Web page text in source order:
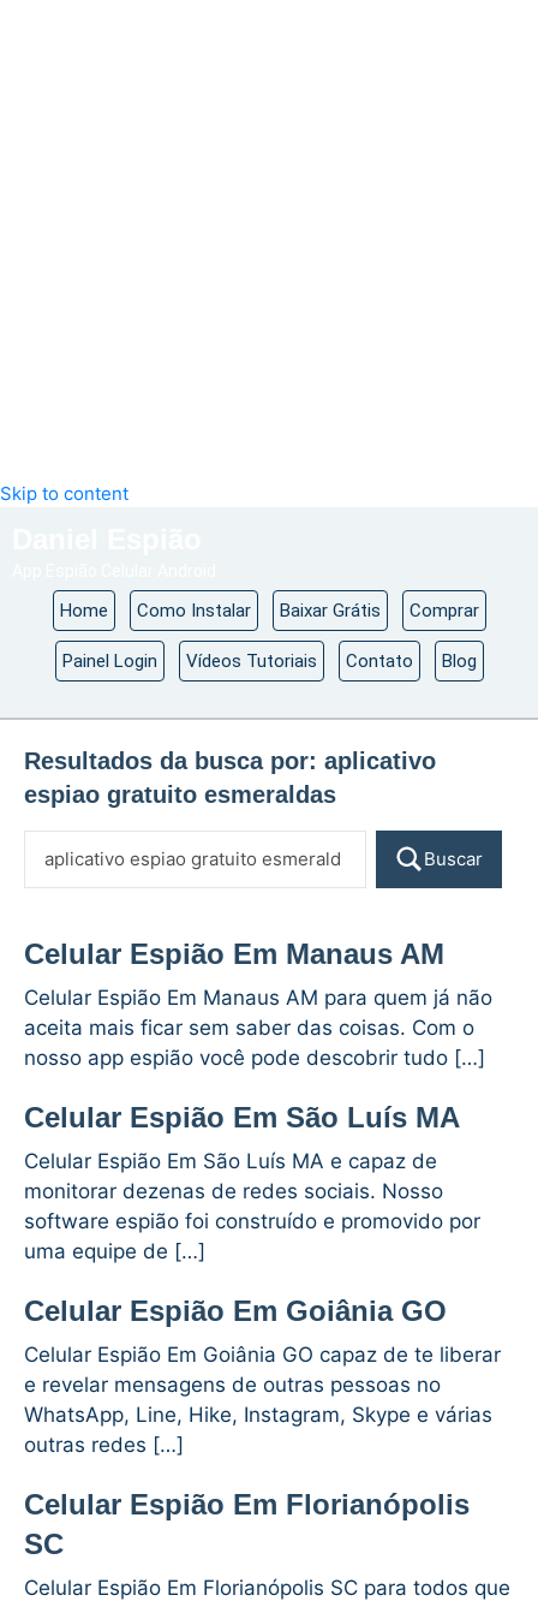
Skip to content
Home Como Instalar Baixar Grátis Comprar
Painel Login Vídeos Tutoriais Contato Blog
Resultados da busca por: aplicativo
espiao gratuito esmeraldas
Buscar
Celular Espião Em Manaus AM
Celular Espião Em Manaus AM para quem já não
aceita mais ficar sem saber das coisas. Com o
nosso app espião você pode descobrir tudo […]
Celular Espião Em São Luís MA
Celular Espião Em São Luís MA e capaz de
monitorar dezenas de redes sociais. Nosso
software espião foi construído e promovido por
uma equipe de […]
Celular Espião Em Goiânia GO
Celular Espião Em Goiânia GO capaz de te liberar
e revelar mensagens de outras pessoas no
WhatsApp, Line, Hike, Instagram, Skype e várias
outras redes […]
Celular Espião Em Florianópolis
SC
Celular Espião Em Florianópolis SC para todos que